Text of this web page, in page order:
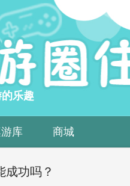
乐趣
库 商城
成功吗？